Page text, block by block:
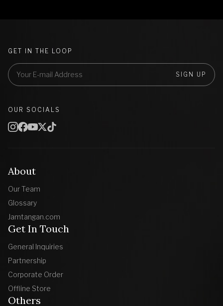
About
Our Team
Glossary
Jamtangan.com
Get In Touch
General Inquiries
Partnership
Corporate Order
Offline Store
Others
GET IN THE LOOP
SIGN UP
OUR SOCIALS